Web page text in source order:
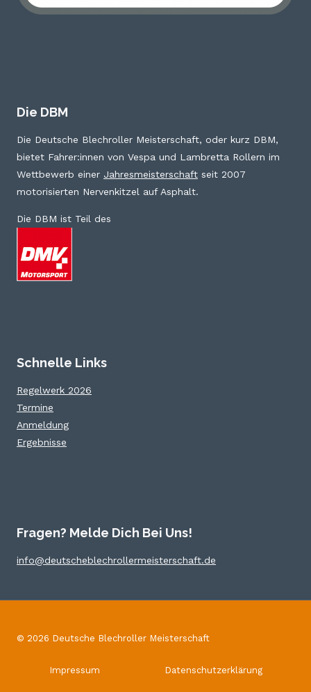
Die DBM
Die Deutsche Blechroller Meisterschaft, oder kurz DBM,
bietet Fahrer:innen von Vespa und Lambretta Rollern im
Wettbewerb einer Jahresmeisterschaft seit 2007
motorisierten Nervenkitzel auf Asphalt.
Die DBM ist Teil des
Schnelle Links
Regelwerk 2026
Termine
Anmeldung
Ergebnisse
Fragen? Melde Dich Bei Uns!
info@deutscheblechrollermeisterschaft.de
© 2026 Deutsche Blechroller Meisterschaft
Impressum Datenschutzerklärung